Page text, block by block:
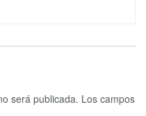
será publicada. Los campos